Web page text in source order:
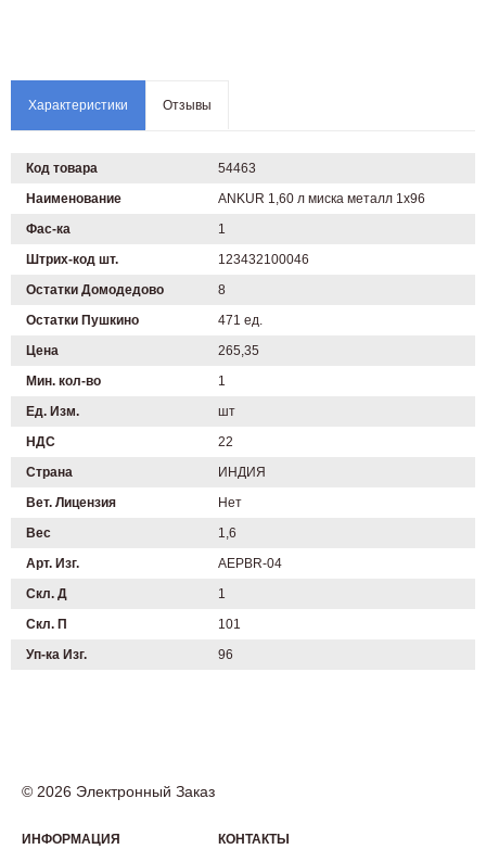
Характеристики Отзывы
Код товара
54463
Наименование
ANKUR 1,60 л миска металл 1х96
Фас-ка
1
Штрих-код шт.
123432100046
Остатки Домодедово
8
Остатки Пушкино
471 ед.
Цена
265,35
Мин. кол-во
1
Ед. Изм.
шт
НДС
22
Страна
ИНДИЯ
Вет. Лицензия
Нет
Вес
1,6
Арт. Изг.
AEPBR-04
Скл. Д
1
Скл. П
101
Уп-ка Изг.
96
© 2026 Электронный Заказ
ИНФОРМАЦИЯ КОНТАКТЫ